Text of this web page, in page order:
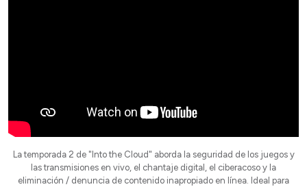
La temporada 2 de "Into the Cloud" aborda la seguridad de los juegos y
las transmisiones en vivo, el chantaje digital, el ciberacoso y la
eliminación / denuncia de contenido inapropiado en línea. Ideal para